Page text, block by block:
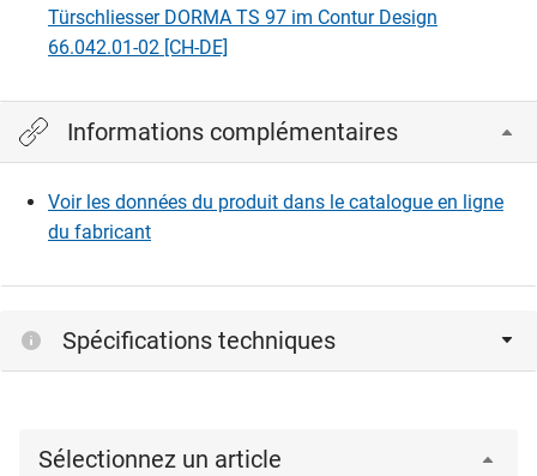
Türschliesser DORMA TS 97 im Contur Design
66.042.01-02 [CH-DE]
Informations complémentaires
Voir les données du produit dans le catalogue en ligne
du fabricant
Spécifications techniques
Sélectionnez un article